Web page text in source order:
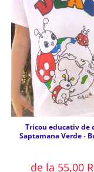
Tricou educativ de
Saptamana Verde -
de la 55,00